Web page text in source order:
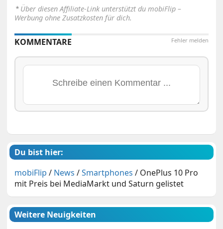
⋆ Über diesen Affiliate-Link unterstützt du mobiFlip –
Werbung ohne Zusatzkosten für dich.
Fehler melden
KOMMENTARE
Du bist hier:
mobiFlip / News /Smartphones / OnePlus 10 Pro
mit Preis bei MediaMarkt und Saturn gelistet
Weitere Neuigkeiten